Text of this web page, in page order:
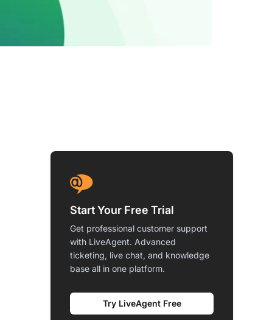
Start Your Free Trial
Get professional customer support
with LiveAgent. Advanced
ticketing, live chat, and knowledge
base all in one platform.
Try LiveAgent Free